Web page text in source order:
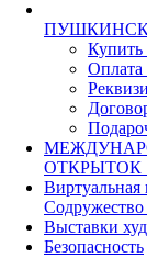
Купить
Оплата
Виртуальная
Содружество
Выставки
Безопасность